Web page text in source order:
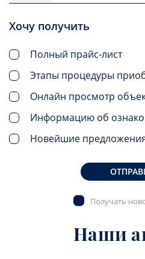
Хочу получить
Полный прайс-лист
Этапы процедуры
Онлайн просмотр
Информацию об
Новейшие
Получать
Наши